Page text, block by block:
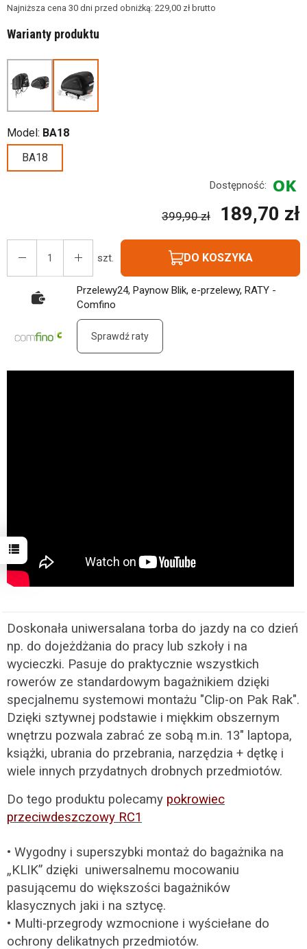
Najniższa cena 30 dni przed obniżką: 229,00 zł brutto
Warianty produktu
Model: BA18
BA18
Dostępność:
399,90 zł 189,70 zł
szt. DO KOSZYKA
Przelewy24, Paynow Blik, e-przelewy, RATY -
Comfino
Sprawdź raty
Doskonała uniwersalana torba do jazdy na co dzień
np. do dojeżdżania do pracy lub szkoły i na
wycieczki. Pasuje do praktycznie wszystkich
rowerów ze standardowym bagażnikiem dzięki
specjalnemu systemowi montażu "Clip-on Pak Rak".
Dzięki sztywnej podstawie i miękkim obszernym
wnętrzu pozwala zabrać ze sobą m.in. 13" laptopa,
książki, ubrania do przebrania, narzędzia + dętkę i
wiele innych przydatnych drobnych przedmiotów.
Do tego produktu polecamy pokrowiec
przeciwdeszczowy RC1
• Wygodny i superszybki montaż do bagażnika na
„KLIK” dzięki uniwersalnemu mocowaniu
pasującemu do większości bagażników
klasycznych jaki i na sztycę.
• Multi-przegrody wzmocnione i wyściełane do
ochrony delikatnych przedmiotów.